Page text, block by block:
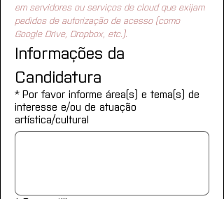
em servidores ou serviços de cloud que exijam
pedidos de autorização de acesso (como
Google Drive, Dropbox, etc.).
Informações da
Candidatura
* Por favor informe área(s) e tema(s) de
interesse e/ou de atuação
artística/cultural